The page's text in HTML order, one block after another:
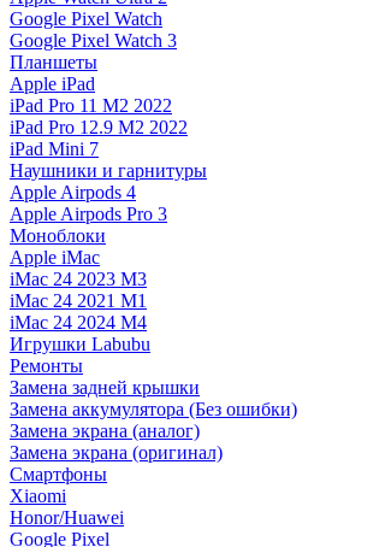
Google Pixel Watch
Google Pixel Watch 3
Планшеты
Apple iPad
iPad Pro 11 M2 2022
iPad Pro 12.9 M2 2022
iPad Mini 7
Наушники и гарнитуры
Apple Airpods 4
Apple Airpods Pro 3
Моноблоки
Apple iMac
iMac 24 2023 M3
iMac 24 2021 M1
iMac 24 2024 M4
Игрушки Labubu
Ремонты
Замена задней крышки
Замена аккумулятора (Без ошибки)
Замена экрана (аналог)
Замена экрана (оригинал)
Смартфоны
Xiaomi
Honor/Huawei
Google Pixel